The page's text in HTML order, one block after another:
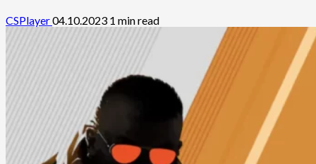
CSPlayer04.10.2023 1 min read